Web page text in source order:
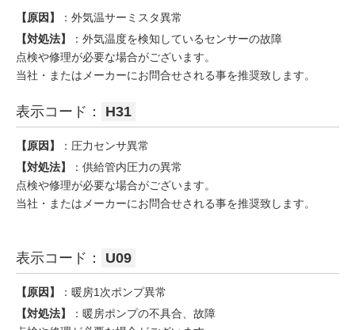
【原因】
：外気温サーミスタ異常
【対処法】
：外気温度を検知しているセンサーの故障
点検や修理が必要な場合がございます。
当社・またはメーカーにお問合せされる事を推奨致します。
表示コード： H31
【原因】
：圧力センサ異常
【対処法】
：供給管内圧力の異常
点検や修理が必要な場合がございます。
当社・またはメーカーにお問合せされる事を推奨致します。
表示コード： U09
【原因】
：暖房1次ポンプ異常
【対処法】
：暖房ポンプの不具合、故障